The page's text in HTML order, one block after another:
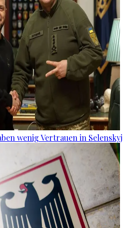
wenig Vertrauen in Selenskyj